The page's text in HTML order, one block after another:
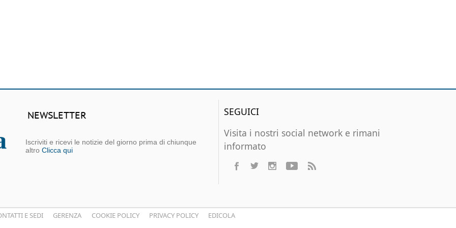
NEWSLETTER
Iscriviti e ricevi le notizie del giorno prima di chiunque
altro Clicca qui
SEGUICI
Visita i nostri social network e rimani
informato
E SEDI GERENZA COOKIE POLICY PRIVACY POLICY EDICOLA